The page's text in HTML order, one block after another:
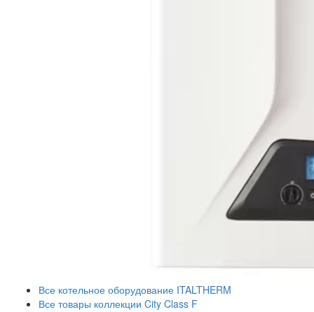
Все котельное оборудование ITALTHERM
Все товары коллекции City Class F